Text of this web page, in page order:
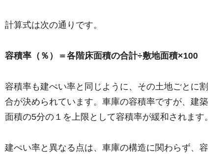
計算式は次の通りです。
容積率（％）＝各階床面積の合計÷敷地面積×100
容積率も建ぺい率と同じように、その土地ごとに割
合が決められています。車庫の容積率ですが、建築
面積の5分の１を上限として容積率が緩和されます。
建ぺい率と異なる点は、車庫の構造に関わらず、容